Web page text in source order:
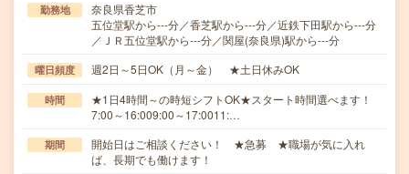
勤務地
奈良県香芝市
五位堂駅から---分／香芝駅から---分／近鉄下田駅から---分
／ＪＲ五位堂駅から---分／関屋(奈良県)駅から---分
曜日頻度 週2日～5日OK（月～金） ★土日休みOK
時間
★1日4時間～の時短シフトOK★スタート時間選べます！
7:00～16:009:00～17:0011:…
期間
開始日はご相談ください！ ★急募 ★職場が気に入れ
ば、長期でも働けます！